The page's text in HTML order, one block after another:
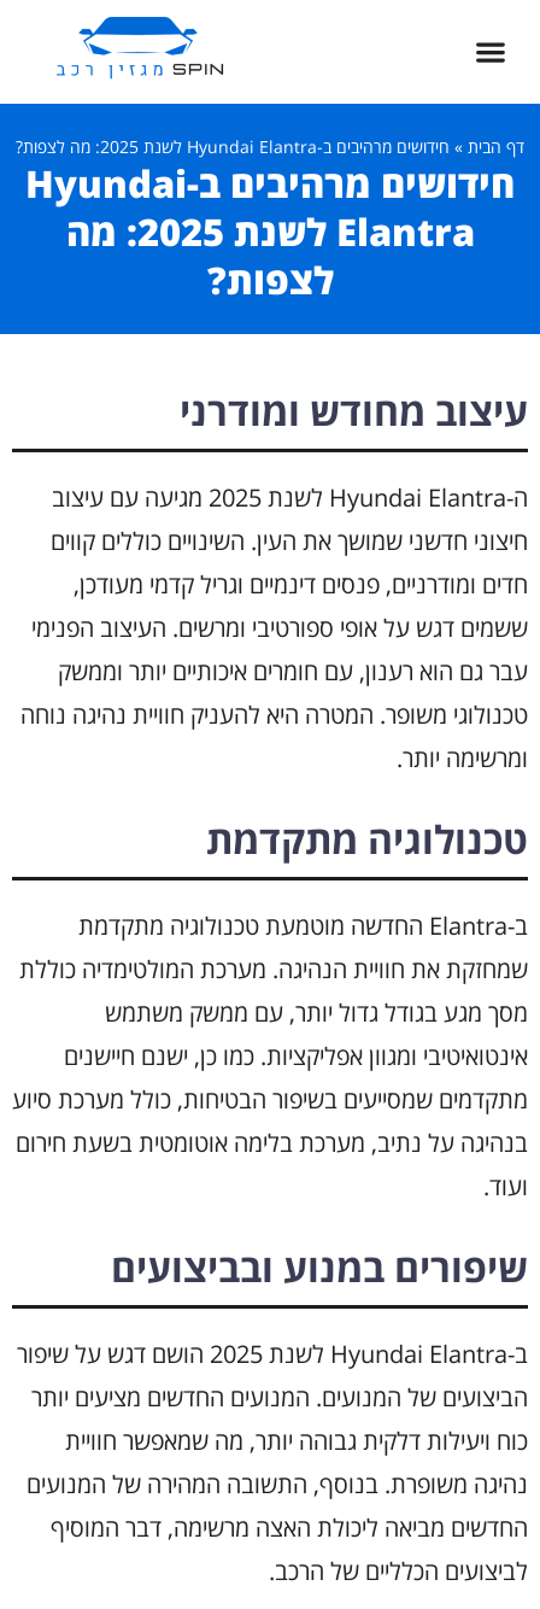
דף הבית » חידושים מרהיבים ב-Hyundai Elantra לשנת 2025: מה לצפות?
חידושים מרהיבים ב-Hyundai
Elantra לשנת 2025: מה
לצפות?
עיצוב מחודש ומודרני
ה-Hyundai Elantra לשנת 2025 מגיעה עם עיצוב
חיצוני חדשני שמושך את העין. השינויים כוללים קווים
חדים ומודרניים, פנסים דינמיים וגריל קדמי מעודכן,
ששמים דגש על אופי ספורטיבי ומרשים. העיצוב הפנימי
עבר גם הוא רענון, עם חומרים איכותיים יותר וממשק
טכנולוגי משופר. המטרה היא להעניק חוויית נהיגה נוחה
ומרשימה יותר.
טכנולוגיה מתקדמת
ב-Elantra החדשה מוטמעת טכנולוגיה מתקדמת
שמחזקת את חוויית הנהיגה. מערכת המולטימדיה כוללת
מסך מגע בגודל גדול יותר, עם ממשק משתמש
אינטואיטיבי ומגוון אפליקציות. כמו כן, ישנם חיישנים
מתקדמים שמסייעים בשיפור הבטיחות, כולל מערכת סיוע
בנהיגה על נתיב, מערכת בלימה אוטומטית בשעת חירום
ועוד.
שיפורים במנוע ובביצועים
ב-Hyundai Elantra לשנת 2025 הושם דגש על שיפור
הביצועים של המנועים. המנועים החדשים מציעים יותר
כוח ויעילות דלקית גבוהה יותר, מה שמאפשר חוויית
נהיגה משופרת. בנוסף, התשובה המהירה של המנועים
החדשים מביאה ליכולת האצה מרשימה, דבר המוסיף
לביצועים הכלליים של הרכב.